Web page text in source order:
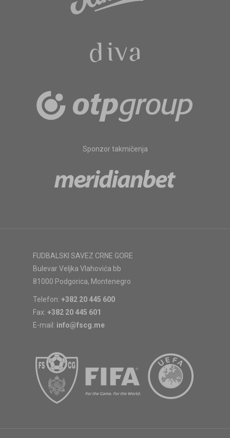
Sponzor takmičenja
FUDBALSKI SAVEZ CRNE GORE
Bulevar Veljka Vlahovića bb
81000 Podgorica, Montenegro
Telefon: +382 20 445 600
Fax: +382 20 445 601
E-mail: info@fscg.me